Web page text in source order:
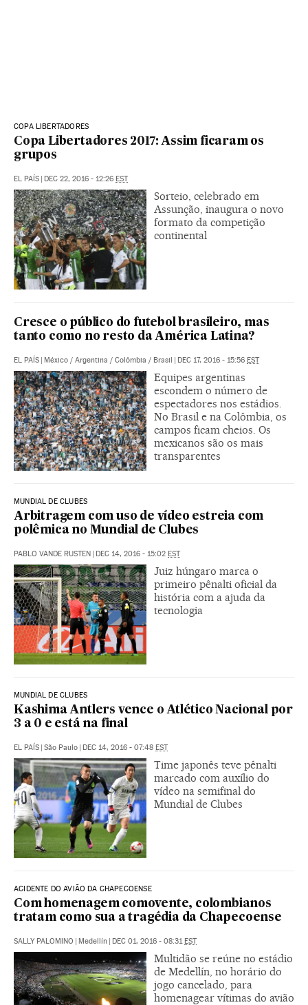
COPA LIBERTADORES
Copa Libertadores 2017: Assim ficaram os
grupos
EL PAÍS | DEC 22, 2016 - 12:26 EST
Sorteio, celebrado em
Assunção, inaugura o novo
formato da competição
continental
Cresce o público do futebol brasileiro, mas
tanto como no resto da América Latina?
EL PAÍS | México / Argentina / Colômbia / Brasil | DEC 17, 2016 - 15:56 EST
Equipes argentinas
escondem o número de
espectadores nos estádios.
No Brasil e na Colômbia, os
campos ficam cheios. Os
mexicanos são os mais
transparentes
MUNDIAL DE CLUBES
Arbitragem com uso de vídeo estreia com
polêmica no Mundial de Clubes
PABLO VANDE RUSTEN | DEC 14, 2016 - 15:02 EST
Juiz húngaro marca o
primeiro pênalti oficial da
história com a ajuda da
tecnologia
MUNDIAL DE CLUBES
Kashima Antlers vence o Atlético Nacional por
3 a 0 e está na final
EL PAÍS | São Paulo | DEC 14, 2016 - 07:48 EST
Time japonês teve pênalti
marcado com auxílio do
vídeo na semifinal do
Mundial de Clubes
ACIDENTE DO AVIÃO DA CHAPECOENSE
Com homenagem comovente, colombianos
tratam como sua a tragédia da Chapecoense
SALLY PALOMINO | Medellín | DEC 01, 2016 - 08:31EST
Multidão se reúne no estádio
de Medellín, no horário do
jogo cancelado, para
homenagear vítimas do avião